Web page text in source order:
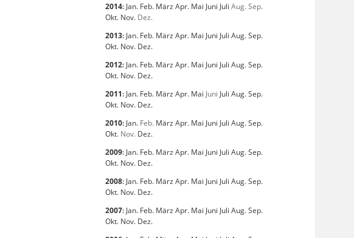
2014: Jan. Feb. März Apr. Mai Juni Juli Aug.Sep.
Okt. Nov. Dez.
2013: Jan. Feb. März Apr. Mai Juni Juli Aug.Sep.
Okt. Nov. Dez.
2012: Jan. Feb. März Apr. Mai Juni Juli Aug.Sep.
Okt. Nov. Dez.
2011: Jan. Feb. März Apr. Mai Juni Juli Aug.Sep.
Okt. Nov. Dez.
2010: Jan. Feb. März Apr. Mai Juni Juli Aug.Sep.
Okt. Nov. Dez.
2009: Jan. Feb. März Apr. Mai Juni Juli Aug.Sep.
Okt. Nov. Dez.
2008: Jan. Feb. März Apr. Mai Juni Juli Aug.Sep.
Okt. Nov. Dez.
2007: Jan. Feb. März Apr. Mai Juni Juli Aug.Sep.
Okt. Nov. Dez.